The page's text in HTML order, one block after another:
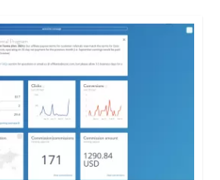
e
o